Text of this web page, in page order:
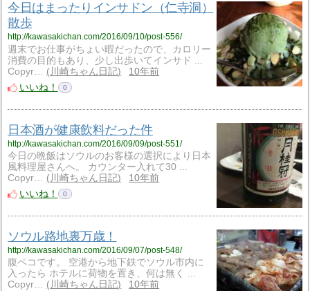
今日はまったりインサドン（仁寺洞）
散歩
http://kawasakichan.com/2016/09/10/post-556/
週末でお仕事がちょい暇だったので、カロリー
消費の目的もあり、少し出歩いてインサド ...
Copyr…
川崎ちゃん日記
10年前
いいね！
0
日本酒が健康飲料だった件
http://kawasakichan.com/2016/09/09/post-551/
今日の晩飯はソウルのお客様の選択により日本
風料理屋さんへ。 カウンター入れて30 ...
Copyr…
川崎ちゃん日記
10年前
いいね！
0
ソウル路地裏万歳！
http://kawasakichan.com/2016/09/07/post-548/
腹ペコです。 空港から地下鉄でソウル市内に
入ったら ホテルに荷物を置き、何は無く ...
Copyr…
川崎ちゃん日記
10年前